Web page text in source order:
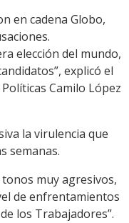
en cadena Globo,
elección del mundo,
explicó el
Camilo López
la virulencia que
semanas.
muy agresivos,
de enfrentamientos
los Trabajadores”.